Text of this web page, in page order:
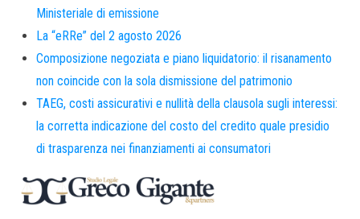
Ministeriale di emissione
La “eRRe” del 2 agosto 2026
Composizione negoziata e piano liquidatorio: il risanamento
non coincide con la sola dismissione del patrimonio
TAEG, costi assicurativi e nullità della clausola sugli interessi:
la corretta indicazione del costo del credito quale presidio
di trasparenza nei finanziamenti ai consumatori